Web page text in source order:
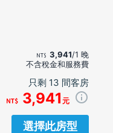
3,941/1 晚
不含稅金和服務費
只剩 13 間客房
3,941 元
選擇此房型